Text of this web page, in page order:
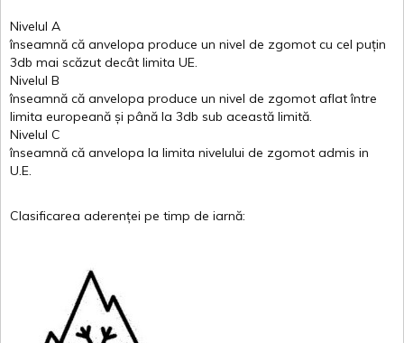
Nivelul A
înseamnă că anvelopa produce un nivel de zgomot cu cel puțin
3db mai scăzut decât limita UE.
Nivelul B
înseamnă că anvelopa produce un nivel de zgomot aflat între
limita europeană și până la 3db sub această limită.
Nivelul C
înseamnă că anvelopa la limita nivelului de zgomot admis in
U.E.
Clasificarea aderenței pe timp de iarnă: